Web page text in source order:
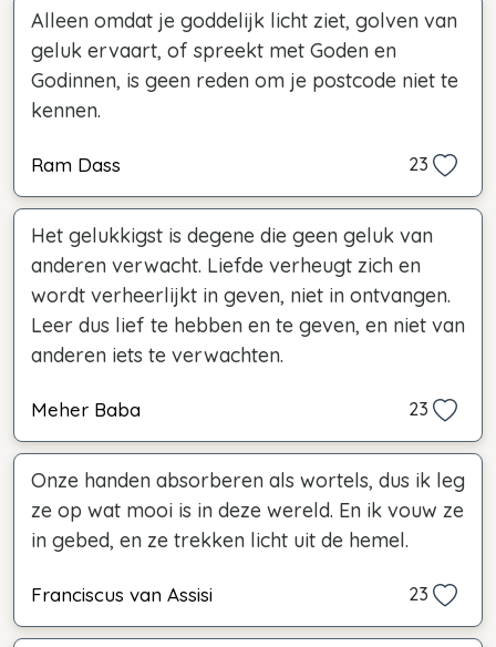
Alleen omdat je goddelijk licht ziet, golven van
geluk ervaart, of spreekt met Goden en
Godinnen, is geen reden om je postcode niet te
kennen.
Ram Dass 23
Het gelukkigst is degene die geen geluk van
anderen verwacht. Liefde verheugt zich en
wordt verheerlijkt in geven, niet in ontvangen.
Leer dus lief te hebben en te geven, en niet van
anderen iets te verwachten.
Meher Baba 23
Onze handen absorberen als wortels, dus ik leg
ze op wat mooi is in deze wereld. En ik vouw ze
in gebed, en ze trekken licht uit de hemel.
Franciscus van Assisi 23